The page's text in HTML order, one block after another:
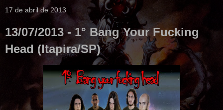
17 de abril de 2013
13/07/2013 - 1° Bang Your Fucking
Head (Itapira/SP)